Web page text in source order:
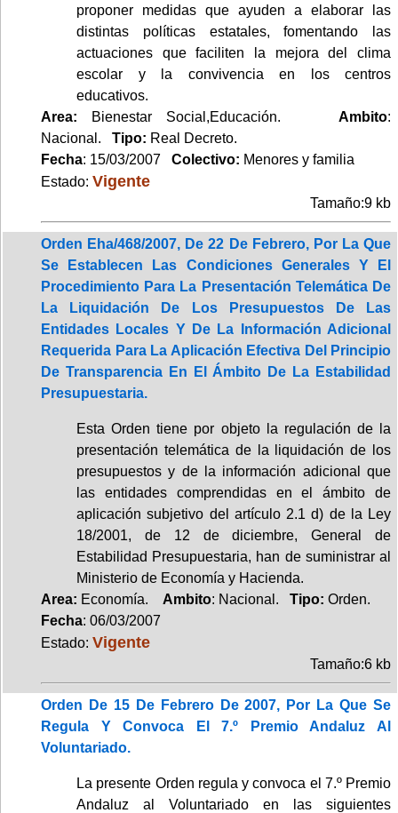
proponer medidas que ayuden a elaborar las
distintas políticas estatales, fomentando las
actuaciones que faciliten la mejora del clima
escolar y la convivencia en los centros
educativos.
Area: Bienestar Social,Educación. Ambito:
Nacional. Tipo: Real Decreto.
Fecha: 15/03/2007 Colectivo: Menores y familia
Estado: Vigente
Tamaño:9 kb
Orden Eha/468/2007, De 22 De Febrero, Por La Que
Se Establecen Las Condiciones Generales Y El
Procedimiento Para La Presentación Telemática De
La Liquidación De Los Presupuestos De Las
Entidades Locales Y De La Información Adicional
Requerida Para La Aplicación Efectiva Del Principio
De Transparencia En El Ámbito De La Estabilidad
Presupuestaria.
Esta Orden tiene por objeto la regulación de la
presentación telemática de la liquidación de los
presupuestos y de la información adicional que
las entidades comprendidas en el ámbito de
aplicación subjetivo del artículo 2.1 d) de la Ley
18/2001, de 12 de diciembre, General de
Estabilidad Presupuestaria, han de suministrar al
Ministerio de Economía y Hacienda.
Area: Economía. Ambito: Nacional. Tipo: Orden.
Fecha: 06/03/2007
Estado: Vigente
Tamaño:6 kb
Orden De 15 De Febrero De 2007, Por La Que Se
Regula Y Convoca El 7.º Premio Andaluz Al
Voluntariado.
La presente Orden regula y convoca el 7.º Premio
Andaluz al Voluntariado en las siguientes